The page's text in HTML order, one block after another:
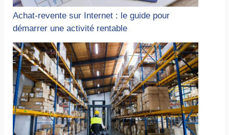
Achat-revente sur Internet : le guide pour
démarrer une activité rentable